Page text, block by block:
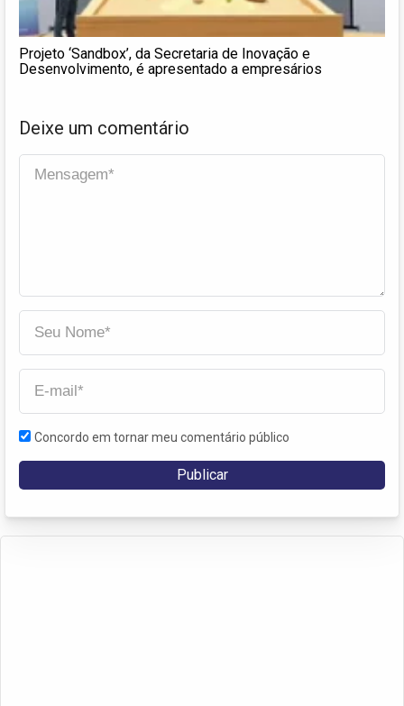
Projeto ‘Sandbox’, da Secretaria de Inovação e
Desenvolvimento, é apresentado a empresários
Deixe um comentário
Concordo em tornar meu comentário público